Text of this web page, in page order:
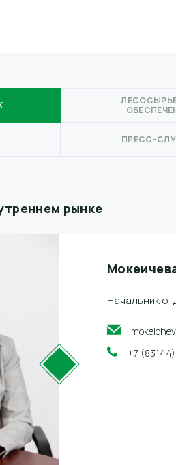
ПРЕСС-
рынке
Начальник
+7